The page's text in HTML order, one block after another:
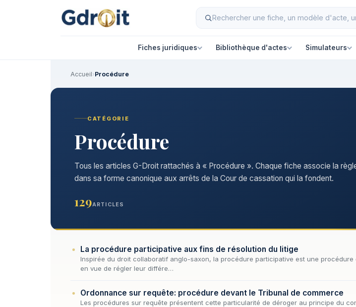
Fiches juridiques Bibliothèque d'actes Simulateurs
Accueil›Procédure
CATÉGORIE
Procédure
Tous les articles G-Droit rattachés à « Procédure ». Chaque fiche associe la
dans sa forme canonique aux arrêts de la Cour de cassation qui la fondent.
129ARTICLES
La procédure participative aux fins de résolution du litige
Inspirée du droit collaboratif anglo-saxon, la procédure participative est une
en vue de régler leur différe…
Ordonnance sur requête: procédure devant le Tribunal de commerce
Les procédures sur requête présentent cette particularité de déroger au principe du